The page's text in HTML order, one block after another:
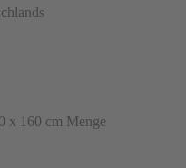
x 160 cm Menge